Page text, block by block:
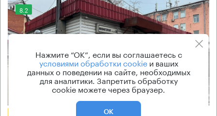
8.2
Нажмите “ОК”, если вы соглашаетесь с
условиями обработки cookieи ваших
данных о поведении на сайте, необходимых
для аналитики. Запретить обработку
cookie можете через браузер.
ОК